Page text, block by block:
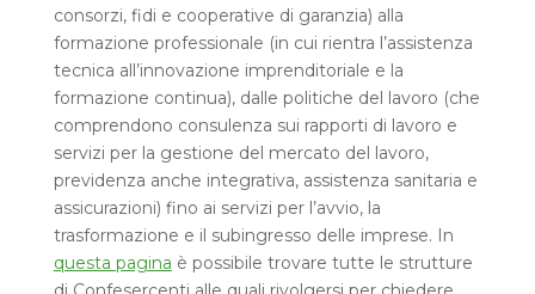
consorzi, fidi e cooperative di garanzia) alla
formazione professionale (in cui rientra l’assistenza
tecnica all’innovazione imprenditoriale e la
formazione continua), dalle politiche del lavoro (che
comprendono consulenza sui rapporti di lavoro e
servizi per la gestione del mercato del lavoro,
previdenza anche integrativa, assistenza sanitaria e
assicurazioni) fino ai servizi per l’avvio, la
trasformazione e il subingresso delle imprese. In
questa pagina è possibile trovare tutte le strutture